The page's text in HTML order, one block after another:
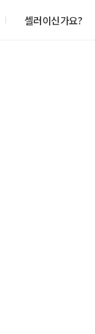
셀러이신가요?